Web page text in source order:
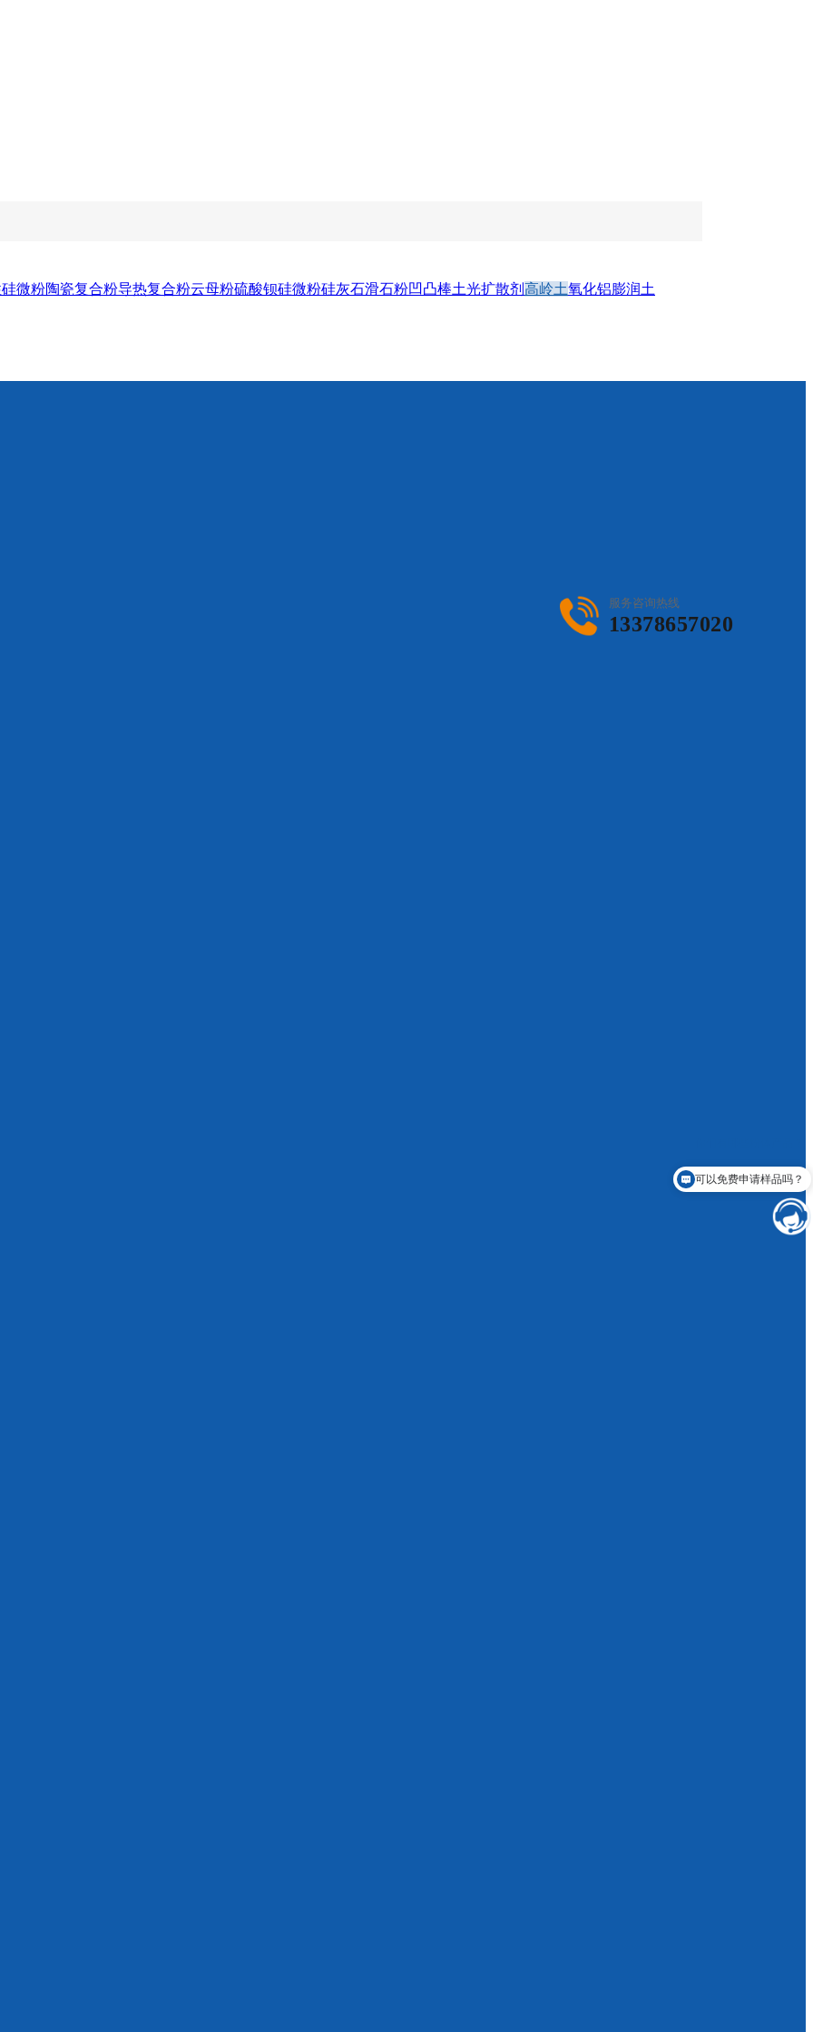
服务咨询热线
13378657020
微粉陶瓷复合粉导热复合粉云母粉硫酸钡硅微粉硅灰石滑石粉凹凸棒土光扩散剂 高岭土氧化铝膨润土
可以免费申请样品吗？